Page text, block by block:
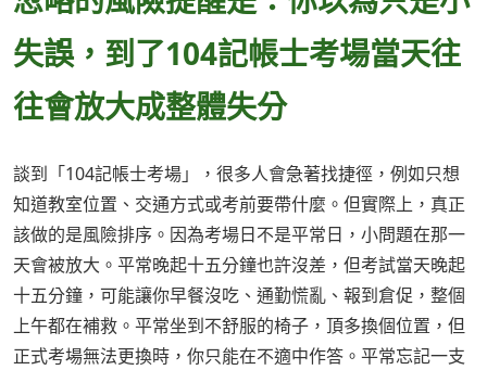
失誤，到了104記帳士考場當天往
往會放大成整體失分
談到「104記帳士考場」，很多人會急著找捷徑，例如只想
知道教室位置、交通方式或考前要帶什麼。但實際上，真正
該做的是風險排序。因為考場日不是平常日，小問題在那一
天會被放大。平常晚起十五分鐘也許沒差，但考試當天晚起
十五分鐘，可能讓你早餐沒吃、通勤慌亂、報到倉促，整個
上午都在補救。平常坐到不舒服的椅子，頂多換個位置，但
正式考場無法更換時，你只能在不適中作答。平常忘記一支